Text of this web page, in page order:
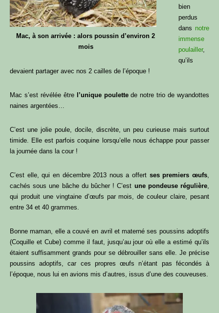
Mac, à son arrivée : alors poussin d’environ 2
mois
bien
perdus
dans notre
immense
poulailler,
qu’ils
devaient partager avec nos 2 cailles de l’époque !
Mac s’est révélée êtrel’unique poulettede notre trio de wyandottes
naines argentées…
C’est une jolie poule, docile, discrète, un peu curieuse mais surtout
timide. Elle est parfois coquine lorsqu’elle nous échappe pour passer
la journée dans la cour !
C’est elle, qui en décembre 2013 nous a offert ses premiers œufs
cachés sous une bâche du bûcher ! C’est une pondeuse régulière
qui produit une vingtaine d’œufs par mois, de couleur claire, pesant
entre 34 et 40 grammes.
Bonne maman, elle a couvé en avril et materné ses poussins adoptifs
(Coquille et Cube) comme il faut, jusqu’au jour où elle a estimé qu’ils
étaient suffisamment grands pour se débrouiller sans elle. Je précise
poussins adoptifs, car ces propres œufs n’étant pas fécondés à
l’époque, nous lui en avions mis d’autres, issus d’une des couveuses.